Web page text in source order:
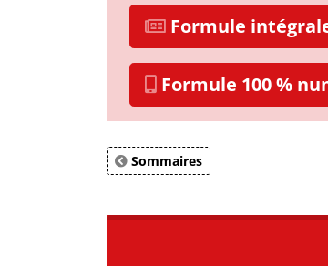
Formule
Formule 100 %
Sommaires